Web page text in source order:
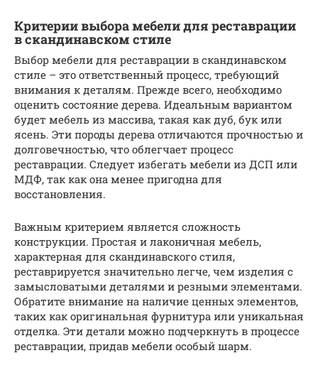
Критерии выбора мебели для реставрации
в скандинавском стиле
Выбор мебели для реставрации в скандинавском
стиле – это ответственный процесс, требующий
внимания к деталям. Прежде всего, необходимо
оценить состояние дерева. Идеальным вариантом
будет мебель из массива, такая как дуб, бук или
ясень. Эти породы дерева отличаются прочностью и
долговечностью, что облегчает процесс
реставрации. Следует избегать мебели из ДСП или
МДФ, так как она менее пригодна для
восстановления.
Важным критерием является сложность
конструкции. Простая и лаконичная мебель,
характерная для скандинавского стиля,
реставрируется значительно легче, чем изделия с
замысловатыми деталями и резными элементами.
Обратите внимание на наличие ценных элементов,
таких как оригинальная фурнитура или уникальная
отделка. Эти детали можно подчеркнуть в процессе
реставрации, придав мебели особый шарм.